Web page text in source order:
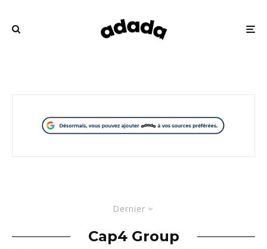
Dernier
Cap4 Group